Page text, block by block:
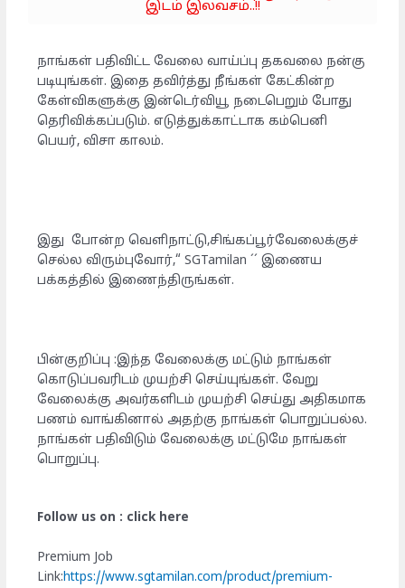
இடம் இலவசம்..!!
நாங்கள் பதிவிட்ட வேலை வாய்ப்பு தகவலை நன்கு
படியுங்கள். இதை தவிர்த்து நீங்கள் கேட்கின்ற
கேள்விகளுக்கு இன்டெர்வியூ நடைபெறும் போது
தெரிவிக்கப்படும். எடுத்துக்காட்டாக கம்பெனி
பெயர், விசா காலம்.
இது போன்ற வெளிநாட்டு,சிங்கப்பூர்வேலைக்குச்
செல்ல விரும்புவோர்,“ SGTamilan ´´ இணைய
பக்கத்தில் இணைந்திருங்கள்.
பின்குறிப்பு :இந்த வேலைக்கு மட்டும் நாங்கள்
கொடுப்பவரிடம் முயற்சி செய்யுங்கள். வேறு
வேலைக்கு அவர்களிடம் முயற்சி செய்து அதிகமாக
பணம் வாங்கினால் அதற்கு நாங்கள் பொறுப்பல்ல.
நாங்கள் பதிவிடும் வேலைக்கு மட்டுமே நாங்கள்
பொறுப்பு.
Follow us on : click here
Premium Job
Link:https://www.sgtamilan.com/product/premium-